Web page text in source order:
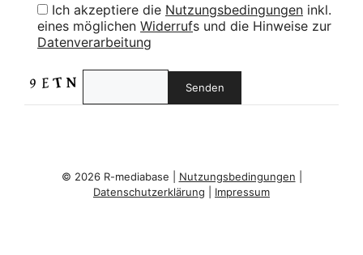
Ich akzeptiere die Nutzungsbedingungen inkl.
eines möglichen Widerrufs und die Hinweise zur
Datenverarbeitung
© 2026 R-mediabase | Nutzungsbedingungen
Datenschutzerklärung
Impressum